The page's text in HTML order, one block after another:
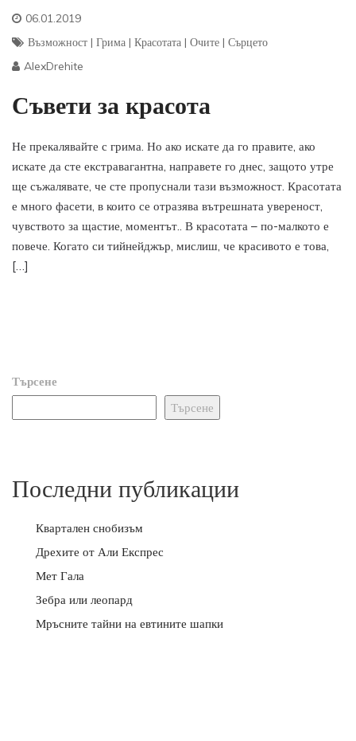
06.01.2019
Възможност | Грима | Красотата | Очите | Сърцето
AlexDrehite
Съвети за красота
Не прекалявайте с грима. Но ако искате да го правите, ако
искате да сте екстравагантна, направете го днес, защото утре
ще съжалявате, че сте пропуснали тази възможност. Красотата
е много фасети, в които се отразява вътрешната увереност,
чувството за щастие, моментът.. В красотата – по-малкото е
повече. Когато си тийнейджър, мислиш, че красивото е това,
[…]
Търсене
Търсене
Последни публикации
Квартален снобизъм
Дрехите от Али Експрес
Мет Гала
Зебра или леопард
Мръсните тайни на евтините шапки